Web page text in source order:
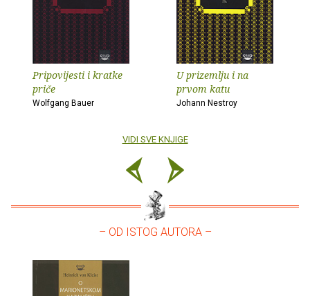
Pripovijesti i kratke
priče
Wolfgang Bauer
U prizemlju i na
prvom katu
Johann Nestroy
VIDI SVE KNJIGE
– OD ISTOG AUTORA –